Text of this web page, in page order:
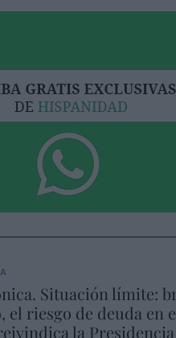
Situación límite:
el riesgo de deuda en
la Presidencia